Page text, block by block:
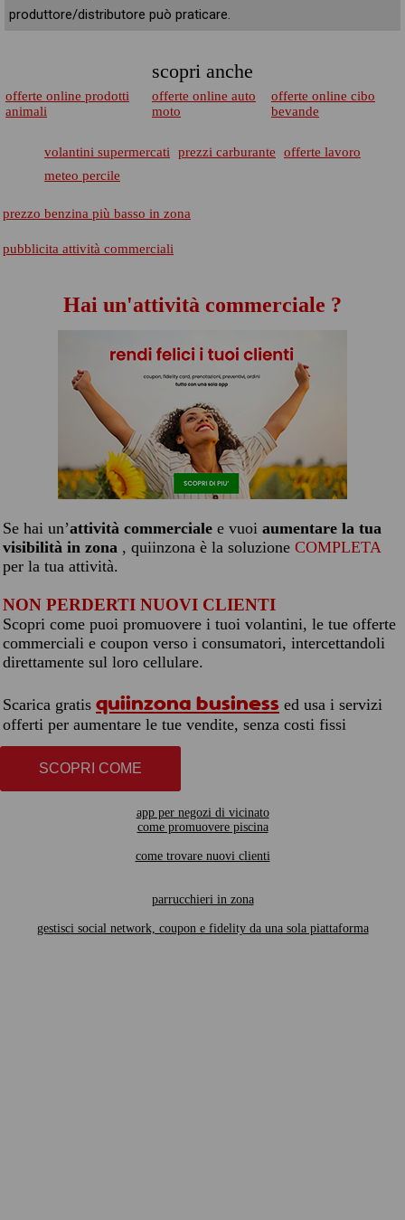
produttore/distributore può praticare.
scopri anche
offerte online prodotti
animali
offerte online auto
moto
offerte online cibo
bevande
volantini supermercati prezzi carburante
offerte lavoro
meteo percile
prezzo benzina più basso in zona
pubblicita attività commerciali
Hai un'attività commerciale ?
Se hai un’attività commerciale e vuoi aumentare la tua
visibilità in zona , quiinzona è la soluzione COMPLETA
per la tua attività.
NON PERDERTI NUOVI CLIENTI
Scopri come puoi promuovere i tuoi volantini, le tue offerte
commerciali e coupon verso i consumatori, intercettandoli
direttamente sul loro cellulare.
Scarica gratis quiinzona business ed usa i servizi
offerti per aumentare le tue vendite, senza costi fissi
SCOPRI COME
app per negozi di vicinato
come promuovere piscina
come trovare nuovi clienti
parrucchieri in zona
gestisci social network, coupon e fidelity da una sola piattaforma